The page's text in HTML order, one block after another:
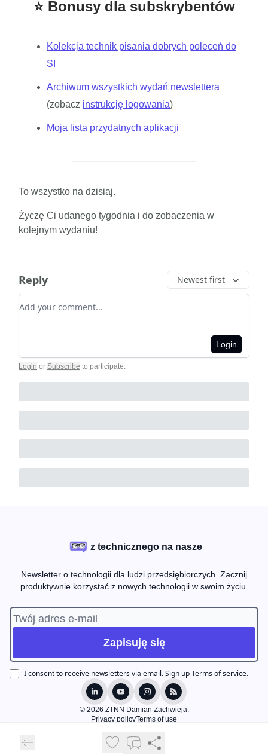
⭐ Bonusy dla subskrybentów
Kolekcja technik pisania dobrych poleceń do
SI
Archiwum wszystkich wydań newslettera
(zobacz instrukcję logowania)
Moja lista przydatnych aplikacji
To wszystko na dzisiaj.
Życzę Ci udanego tygodnia i do zobaczenia w
kolejnym wydaniu!
Reply Newest first
Add your comment
Login
Login or Subscribe to participate
z technicznego na nasze
Newsletter o technologii dla ludzi przedsiębiorczych. Zacznij
produktywnie korzystać z nowych technologii w swoim życiu.
I consent to receive newsletters via email.Sign upTerms of service.
© 2026 ZTNN Damian Zachwieja.
Privacy policyTerms of use
Powered by beehiiv